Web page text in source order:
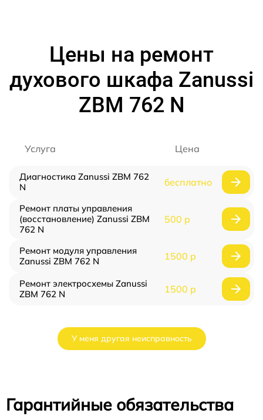
Цены на ремонт
духового шкафа Zanussi
ZBM 762 N
Услуга Цена
Диагностика Zanussi ZBM 762
N
бесплатно
Ремонт платы управления
(восстановление) Zanussi ZBM
762 N
500 р
Ремонт модуля управления
Zanussi ZBM 762 N
1500 р
Ремонт электросхемы Zanussi
ZBM 762 N
1500 р
У меня другая неисправность
Гарантийные обязательства